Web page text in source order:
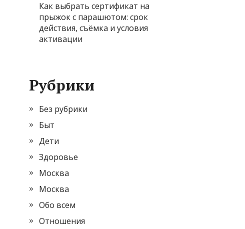
Как выбрать сертификат на
прыжок с парашютом: срок
действия, съёмка и условия
активации
Рубрики
Без рубрики
Быт
Дети
Здоровье
Москва
Москва
Обо всем
Отношения